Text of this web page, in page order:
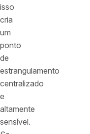
isso
cria
um
ponto
de
estrangulamento
centralizado
e
altamente
sensível.